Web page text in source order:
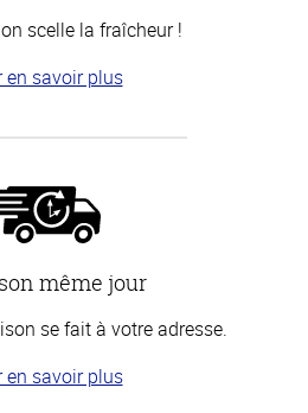
scelle la fraîcheur !
en savoir plus
même jour
se fait à votre adresse.
en savoir plus